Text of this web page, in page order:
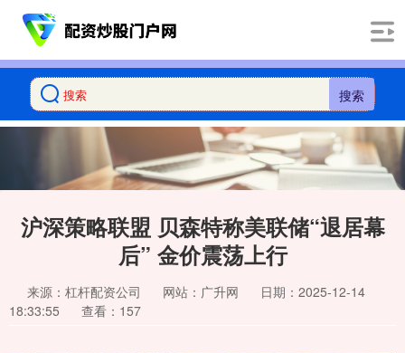
搜索
沪深策略联盟 贝森特称美联储“退居幕
后” 金价震荡上行
来源：杠杆配资公司 网站：广升网
日期：2025-12-14
18:33:55
查看：157